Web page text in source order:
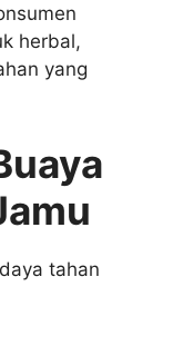
herbal,
yang
tahan